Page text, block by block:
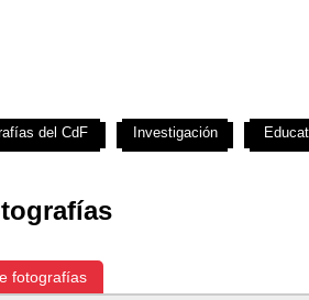
fotografías
del CdF Investigación